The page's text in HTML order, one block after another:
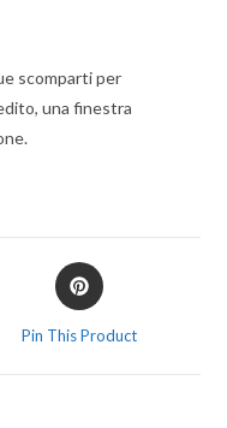
scomparti per
una finestra
Pin This Product